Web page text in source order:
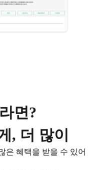
면?
, 더 많이
은 혜택을 받을 수 있어